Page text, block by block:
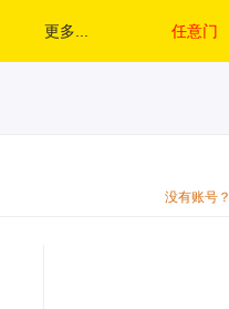
更多... 任意门
没有账号？